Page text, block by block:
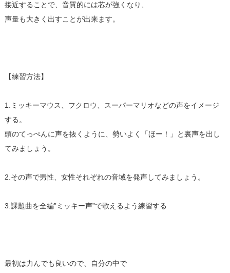
接近することで、音質的には芯が強くなり、
声量も大きく出すことが出来ます。
【練習方法】
1.ミッキーマウス、フクロウ、スーパーマリオなどの声をイメージ
する。
頭のてっぺんに声を抜くように、勢いよく「ほー！」と裏声を出し
てみましょう。
2.その声で男性、女性それぞれの音域を発声してみましょう。
3.課題曲を全編”ミッキー声”で歌えるよう練習する
最初は力んでも良いので、自分の中で